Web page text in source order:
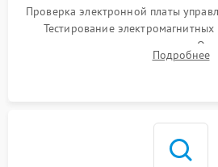
Проверка электронной платы
Тестирование
температуры и расходомера.
жерновов кофемолки,
Подробнее